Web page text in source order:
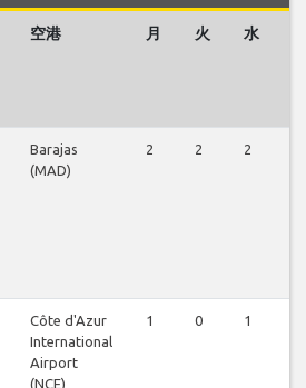
空港 月 火 水
Barajas
(MAD)
2 2 2
Côte d'Azur
International
Airport
(NCE)
1 0 1